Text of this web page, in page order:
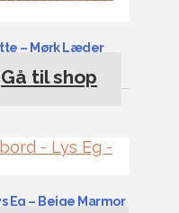
– Mørk Læder
Gå til shop
Eg – Beige Marmor